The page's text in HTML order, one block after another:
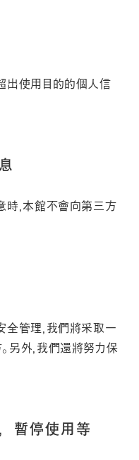
出使用目的的個人信
，本館不會向第三方
管理，我們將采取一
另外，我們還將努力保
暫停使用等